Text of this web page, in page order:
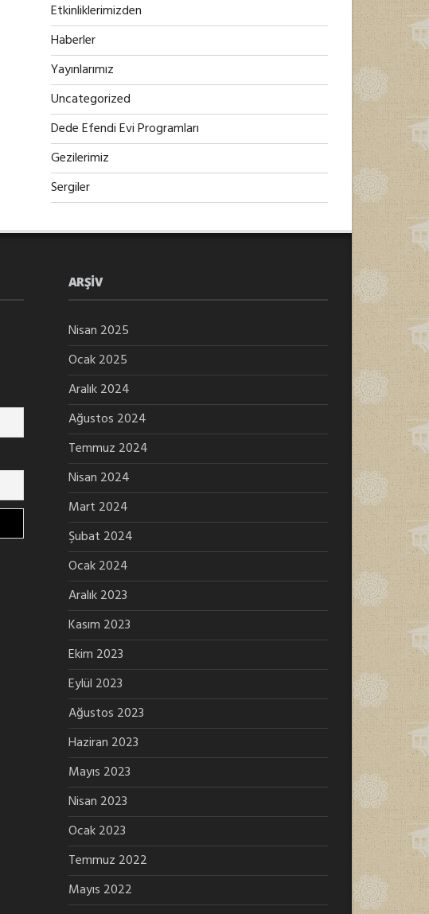
Etkinliklerimizden
Haberler
Yayınlarımız
Uncategorized
Dede Efendi Evi Programları
Gezilerimiz
Sergiler
ARŞIV
Nisan 2025
Ocak 2025
Aralık 2024
Ağustos 2024
Temmuz 2024
Nisan 2024
Mart 2024
Şubat 2024
Ocak 2024
Aralık 2023
Kasım 2023
Ekim 2023
Eylül 2023
Ağustos 2023
Haziran 2023
Mayıs 2023
Nisan 2023
Ocak 2023
Temmuz 2022
Mayıs 2022